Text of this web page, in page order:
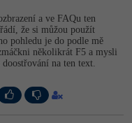
a ve FAQu ten
že si můžou použít
pohledu je do podle mě
několikrát F5 a mysli
na ten text.